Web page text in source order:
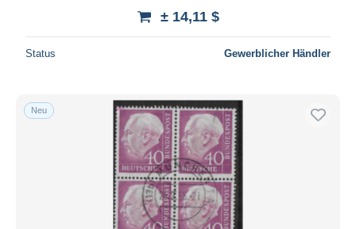
± 14,11 $
Status Gewerblicher Händler
Neu